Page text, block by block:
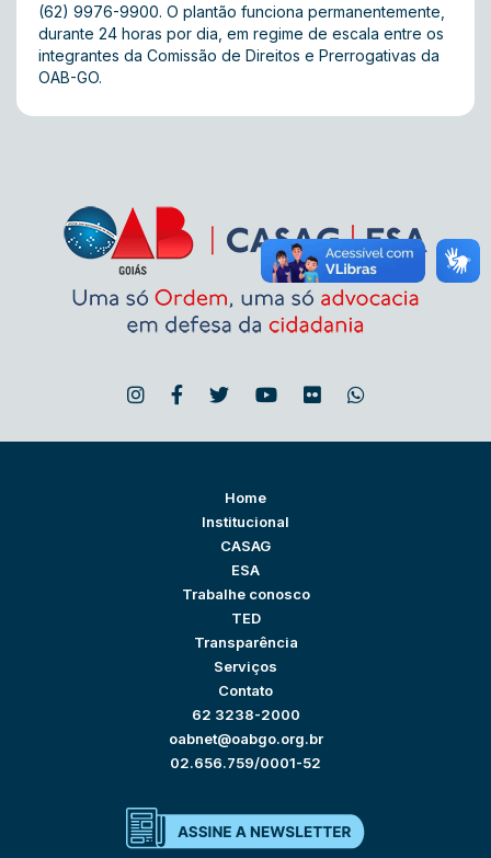
(62) 9976-9900. O plantão funciona permanentemente,
durante 24 horas por dia, em regime de escala entre os
integrantes da Comissão de Direitos e Prerrogativas da
OAB-GO.
Home
Institucional
CASAG
ESA
Trabalhe conosco
TED
Transparência
Serviços
Contato
62 3238-2000
oabnet@oabgo.org.br
02.656.759/0001-52